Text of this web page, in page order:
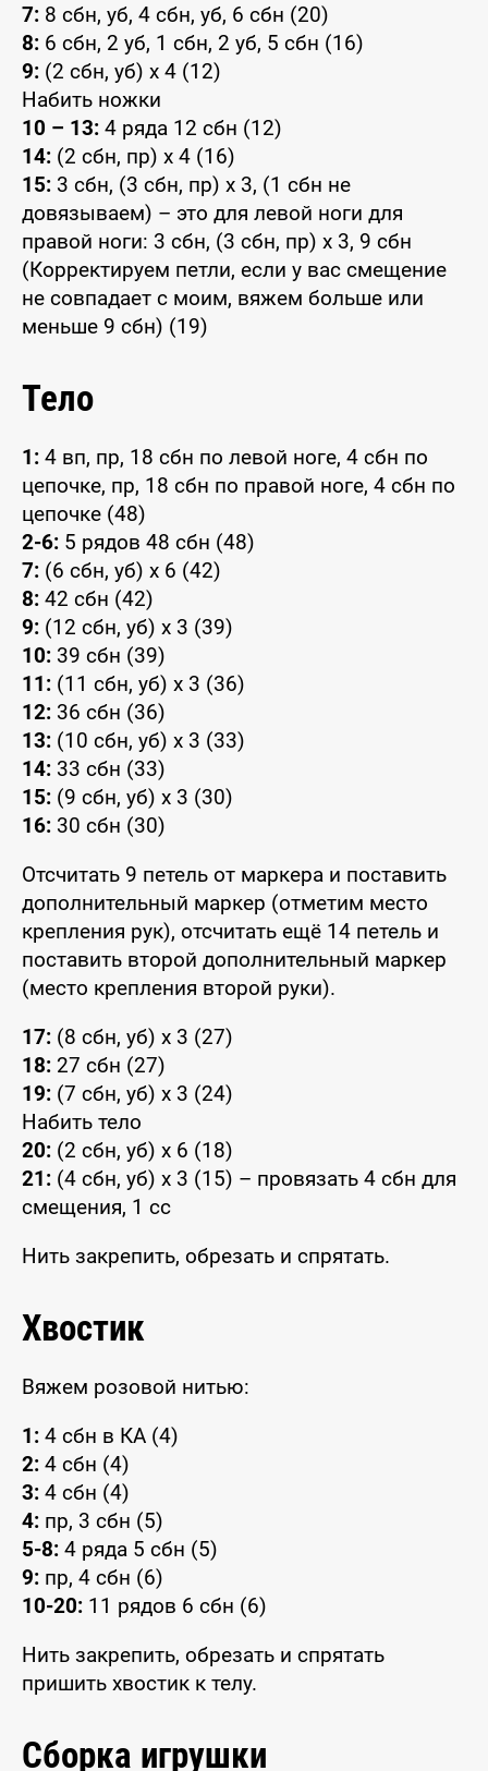
7: 8 сбн, уб, 4 сбн, уб, 6 сбн (20)
8: 6 сбн, 2 уб, 1 сбн, 2 уб, 5 сбн (16)
9: (2 сбн, уб) x 4 (12)
Набить ножки
10 – 13: 4 ряда 12 сбн (12)
14: (2 сбн, пр) x 4 (16)
15: 3 сбн, (3 сбн, пр) x 3, (1 сбн не
довязываем) – это для левой ноги для
правой ноги: 3 сбн, (3 сбн, пр) x 3, 9 сбн
(Корректируем петли, если у вас смещение
не совпадает с моим, вяжем больше или
меньше 9 сбн) (19)
Тело
1: 4 вп, пр, 18 сбн по левой ноге, 4 сбн по
цепочке, пр, 18 сбн по правой ноге, 4 сбн по
цепочке (48)
2-6: 5 рядов 48 сбн (48)
7: (6 сбн, уб) x 6 (42)
8: 42 сбн (42)
9: (12 сбн, уб) x 3 (39)
10: 39 сбн (39)
11: (11 сбн, уб) x 3 (36)
12: 36 сбн (36)
13: (10 сбн, уб) x 3 (33)
14: 33 сбн (33)
15: (9 сбн, уб) x 3 (30)
16: 30 сбн (30)
Отсчитать 9 петель от маркера и поставить
дополнительный маркер (отметим место
крепления рук), отсчитать ещё 14 петель и
поставить второй дополнительный маркер
(место крепления второй руки).
17: (8 сбн, уб) x 3 (27)
18: 27 сбн (27)
19: (7 сбн, уб) x 3 (24)
Набить тело
20: (2 сбн, уб) x 6 (18)
21: (4 сбн, уб) x 3 (15) – провязать 4 сбн для
смещения, 1 сс
Нить закрепить, обрезать и спрятать.
Хвостик
Вяжем розовой нитью:
1: 4 сбн в КА (4)
2: 4 сбн (4)
3: 4 сбн (4)
4: пр, 3 сбн (5)
5-8: 4 ряда 5 сбн (5)
9: пр, 4 сбн (6)
10-20: 11 рядов 6 сбн (6)
Нить закрепить, обрезать и спрятать
пришить хвостик к телу.
Сборка игрушки